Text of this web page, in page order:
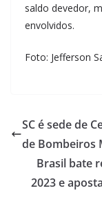
saldo devedor,
envolvidos.
Foto: Jefferson
SC é sede de
de Bombeiros
Brasil bate
2023 e